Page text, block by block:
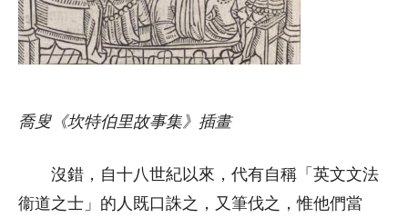
喬叟《坎特伯里故事集》插畫
沒錯，自十八世紀以來，代有自稱「英文文法
衞道之士」的人既口誅之，又筆伐之，惟他們當